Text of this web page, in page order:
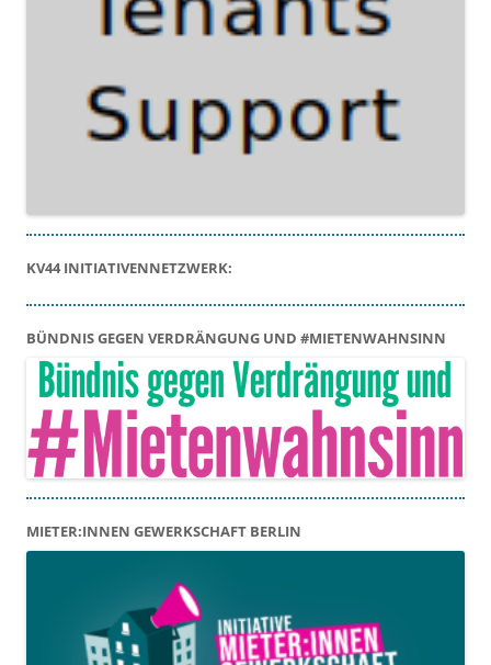
KV44 INITIATIVENNETZWERK:
BÜNDNIS GEGEN VERDRÄNGUNG UND #MIETENWAHNSINN
MIETER:INNEN GEWERKSCHAFT BERLIN